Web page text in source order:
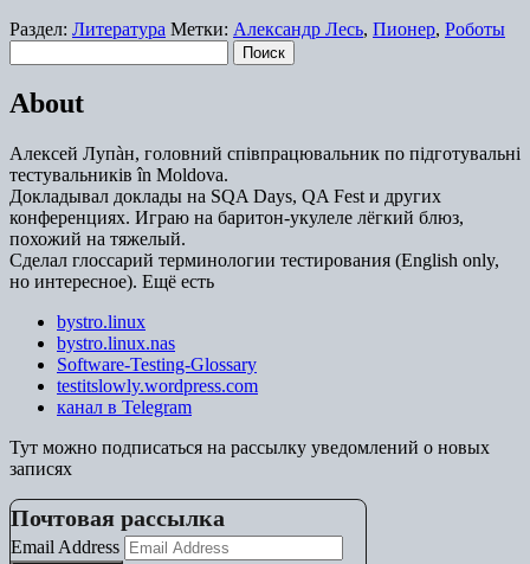
Раздел: Литература Метки: Александр Лесь, Пионер, Роботы
About
Алексей Лупàн, головний спiвпрацювальник по підготувальні
тестувальників în Moldova.
Докладывал доклады на SQA Days, QA Fest и других
конференциях. Играю на баритон-укулеле лёгкий блюз,
похожий на тяжелый.
Сделал глоссарий терминологии тестирования (English only,
но интересное). Ещё есть
bystro.linux
bystro.linux.nas
Software-Testing-Glossary
testitslowly.wordpress.com
канал в Telegram
Тут можно подписаться на рассылку уведомлений о новых
записях
Почтовая рассылка
Email Address